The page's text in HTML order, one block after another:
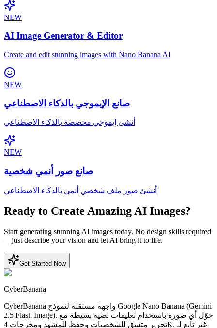
NEW
AI Image Generator & Editor
Create and edit stunning images with Nano Banana AI
NEW
صانع الإيموجي بالذكاء الاصطناعي
أنشئ إيموجي مخصصة بالذكاء الاصطناعي
NEW
صانع صور أنمي شخصية
أنشئ صور ملف شخصي أنمي بالذكاء الاصطناعي
Ready to Create Amazing AI Images?
Start generating stunning AI images today. No design skills required
—just describe your vision and let AI bring it to life.
Get Started Now
CyberBanana
CyberBanana واجهة مستقلة لنموذج Google Nano Banana (Gemini
2.5 Flash Image). حوّل أي صورة باستخدام تعليمات نصية بسيطة مع
تحرير متسق للشخصيات وحفظ للمشهد ومخرجات 4K. غير تابع لـ